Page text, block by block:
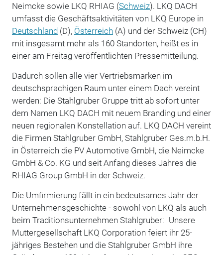
Neimcke sowie LKQ RHIAG (Schweiz). LKQ DACH
umfasst die Geschäftsaktivitäten von LKQ Europe in
Deutschland(D), Österreich (A) und der Schweiz (CH)
mit insgesamt mehr als 160 Standorten, heißt es in
einer am Freitag veröffentlichten Pressemitteilung.
Dadurch sollen alle vier Vertriebsmarken im
deutschsprachigen Raum unter einem Dach vereint
werden: Die Stahlgruber Gruppe tritt ab sofort unter
dem Namen LKQ DACH mit neuem Branding und einer
neuen regionalen Konstellation auf. LKQ DACH vereint
die Firmen Stahlgruber GmbH, Stahlgruber Ges.m.b.H.
in Österreich die PV Automotive GmbH, die Neimcke
GmbH & Co. KG und seit Anfang dieses Jahres die
RHIAG Group GmbH in der Schweiz.
Die Umfirmierung fällt in ein bedeutsames Jahr der
Unternehmensgeschichte - sowohl von LKQ als auch
beim Traditionsunternehmen Stahlgruber: "Unsere
Muttergesellschaft LKQ Corporation feiert ihr 25-
jähriges Bestehen und die Stahlgruber GmbH ihre